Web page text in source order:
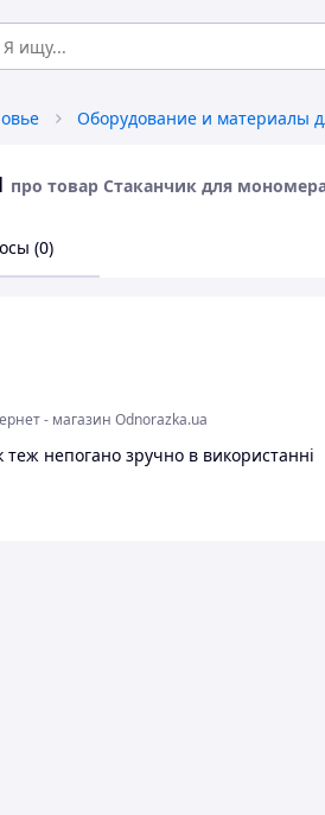
про товар Стаканчик для
(0)
- магазин Odnorazka.ua
непогано зручно в використанні